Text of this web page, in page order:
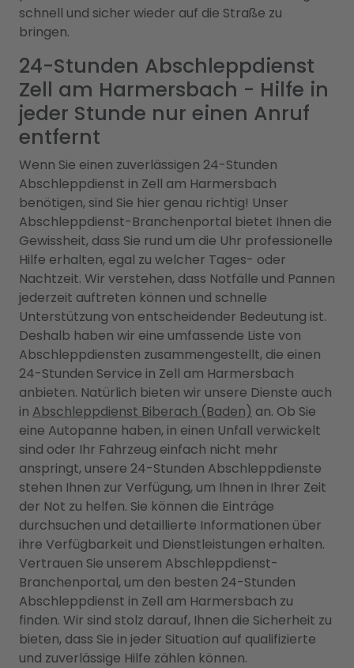
schnell und sicher wieder auf die Straße zu
bringen.
24-Stunden Abschleppdienst
Zell am Harmersbach - Hilfe in
jeder Stunde nur einen Anruf
entfernt
Wenn Sie einen zuverlässigen 24-Stunden
Abschleppdienst in Zell am Harmersbach
benötigen, sind Sie hier genau richtig! Unser
Abschleppdienst-Branchenportal bietet Ihnen die
Gewissheit, dass Sie rund um die Uhr professionelle
Hilfe erhalten, egal zu welcher Tages- oder
Nachtzeit. Wir verstehen, dass Notfälle und Pannen
jederzeit auftreten können und schnelle
Unterstützung von entscheidender Bedeutung ist.
Deshalb haben wir eine umfassende Liste von
Abschleppdiensten zusammengestellt, die einen
24-Stunden Service in Zell am Harmersbach
anbieten. Natürlich bieten wir unsere Dienste auch
in Abschleppdienst Biberach (Baden) an. Ob Sie
eine Autopanne haben, in einen Unfall verwickelt
sind oder Ihr Fahrzeug einfach nicht mehr
anspringt, unsere 24-Stunden Abschleppdienste
stehen Ihnen zur Verfügung, um Ihnen in Ihrer Zeit
der Not zu helfen. Sie können die Einträge
durchsuchen und detaillierte Informationen über
ihre Verfügbarkeit und Dienstleistungen erhalten.
Vertrauen Sie unserem Abschleppdienst-
Branchenportal, um den besten 24-Stunden
Abschleppdienst in Zell am Harmersbach zu
finden. Wir sind stolz darauf, Ihnen die Sicherheit zu
bieten, dass Sie in jeder Situation auf qualifizierte
und zuverlässige Hilfe zählen können.